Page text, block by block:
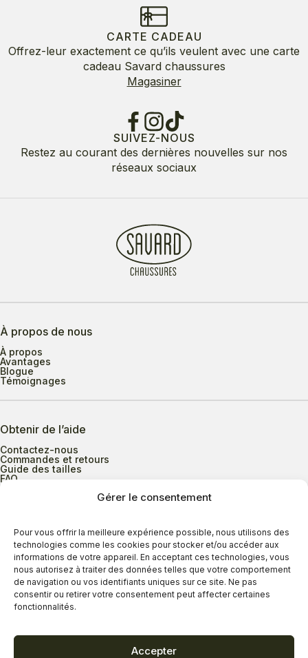
Gérer le consentement
Pour vous offrir la meilleure expérience possible, nous utilisons des
technologies comme les cookies pour stocker et/ou accéder aux
informations de votre appareil. En acceptant ces technologies, vous
nous autorisez à traiter des données telles que votre comportement
de navigation ou vos identifiants uniques sur ce site. Ne pas
consentir ou retirer votre consentement peut affecter certaines
fonctionnalités.
Accepter
CARTE CADEAU
Offrez-leur exactement ce qu’ils veulent avec une carte
cadeau Savard chaussures
Magasiner
SUIVEZ-NOUS
Restez au courant des dernières nouvelles sur nos
réseaux sociaux
À propos de nous
À propos
Avantages
Blogue
Témoignages
Obtenir de l’aide
Contactez-nous
Commandes et retours
Guide des tailles
FAQ
Heures d’ouverture
Lundi au mercredi
9h00 à 17h30
Jeudi
9h00 à 20h00
Vendredi
9h00 à 18h00
Dimanche
11h00 à 16h30